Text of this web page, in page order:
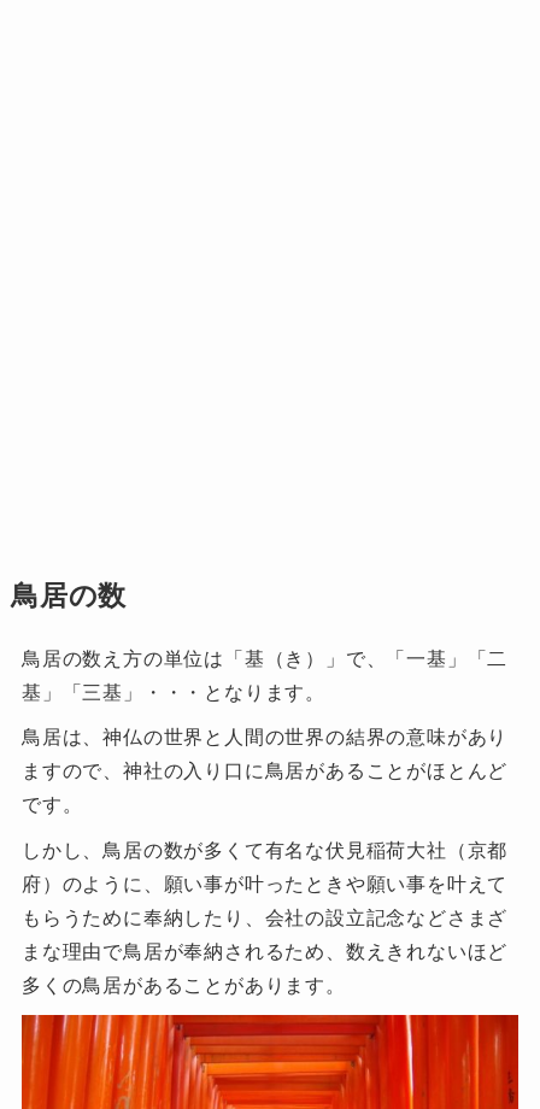
鳥居の数
鳥居の数え方の単位は「基（き）」で、「一基」「二
基」「三基」・・・となります。
鳥居は、神仏の世界と人間の世界の結界の意味があり
ますので、神社の入り口に鳥居があることがほとんど
です。
しかし、鳥居の数が多くて有名な伏見稲荷大社（京都
府）のように、願い事が叶ったときや願い事を叶えて
もらうために奉納したり、会社の設立記念などさまざ
まな理由で鳥居が奉納されるため、数えきれないほど
多くの鳥居があることがあります。